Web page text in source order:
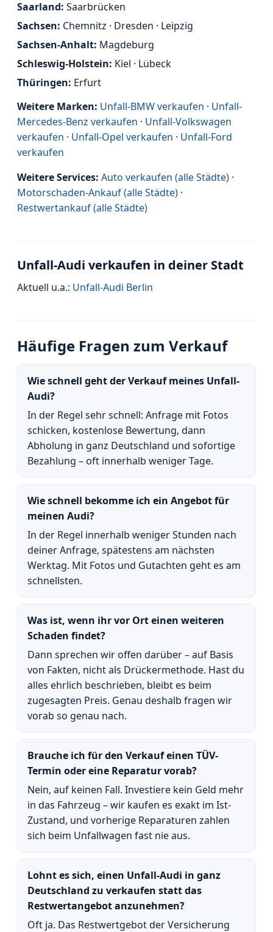
Saarland: Saarbrücken
Sachsen: Chemnitz · Dresden · Leipzig
Sachsen-Anhalt: Magdeburg
Schleswig-Holstein: Kiel · Lübeck
Thüringen: Erfurt
Weitere Marken: Unfall-BMW verkaufen · Unfall-
Mercedes-Benz verkaufen · Unfall-Volkswagen
verkaufen · Unfall-Opel verkaufen · Unfall-Ford
verkaufen
Weitere Services: Auto verkaufen (alle Städte) ·
Motorschaden-Ankauf (alle Städte) ·
Restwertankauf (alle Städte)
Unfall-Audi verkaufen in deiner Stadt
Aktuell u.a.: Unfall-Audi Berlin
Häufige Fragen zum Verkauf
Wie schnell geht der Verkauf meines Unfall-
Audi?
In der Regel sehr schnell: Anfrage mit Fotos
schicken, kostenlose Bewertung, dann
Abholung in ganz Deutschland und sofortige
Bezahlung – oft innerhalb weniger Tage.
Wie schnell bekomme ich ein Angebot für
meinen Audi?
In der Regel innerhalb weniger Stunden nach
deiner Anfrage, spätestens am nächsten
Werktag. Mit Fotos und Gutachten geht es am
schnellsten.
Was ist, wenn ihr vor Ort einen weiteren
Schaden findet?
Dann sprechen wir offen darüber – auf Basis
von Fakten, nicht als Drückermethode. Hast du
alles ehrlich beschrieben, bleibt es beim
zugesagten Preis. Genau deshalb fragen wir
vorab so genau nach.
Brauche ich für den Verkauf einen TÜV-
Termin oder eine Reparatur vorab?
Nein, auf keinen Fall. Investiere kein Geld mehr
in das Fahrzeug – wir kaufen es exakt im Ist-
Zustand, und vorherige Reparaturen zahlen
sich beim Unfallwagen fast nie aus.
Lohnt es sich, einen Unfall-Audi in ganz
Deutschland zu verkaufen statt das
Restwertangebot anzunehmen?
Oft ja. Das Restwertgebot der Versicherung